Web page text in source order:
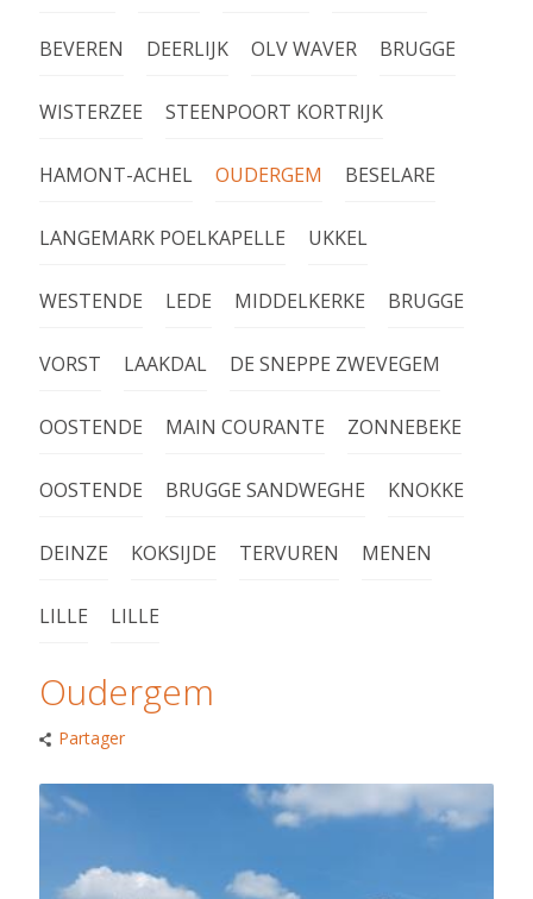
BEVEREN DEERLIJK OLV WAVER BRUGGE
WISTERZEE STEENPOORT KORTRIJK
HAMONT-ACHEL OUDERGEM BESELARE
LANGEMARK POELKAPELLE UKKEL
WESTENDE LEDE MIDDELKERKE BRUGGE
VORST LAAKDAL DE SNEPPE ZWEVEGEM
OOSTENDE MAIN COURANTE ZONNEBEKE
OOSTENDE BRUGGE SANDWEGHE KNOKKE
DEINZE KOKSIJDE TERVUREN MENEN
LILLE LILLE
Oudergem
Partager